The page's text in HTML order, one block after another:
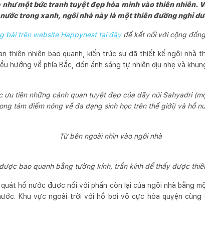
một bức tranh tuyệt đẹp hòa mình vào thiên nhiên.
trong xanh, ngôi nhà này là một thiên đường nghỉ
bài trên website Happynest tại đâyđể kết nối với cộng đồng
thiên nhiên bao quanh, kiến trúc sư đã thiết kế ngôi nhà
hướng về phía Bắc, đón ánh sáng tự nhiên dịu nhẹ và
ưu tiên những cảnh quan tuyệt đẹp của dãy núi Sahyadri
tám điểm nóng về đa dạng sinh học trên thế giới) và hồ
Từ bên ngoài nhìn vào ngôi nhà
bao quanh bằng tường kính, trần kính để thấy được
hồ nước được nối với phần còn lại của ngôi nhà bằng
Khu vực ngoài trời với hồ bơi vô cực hòa quyện cùng